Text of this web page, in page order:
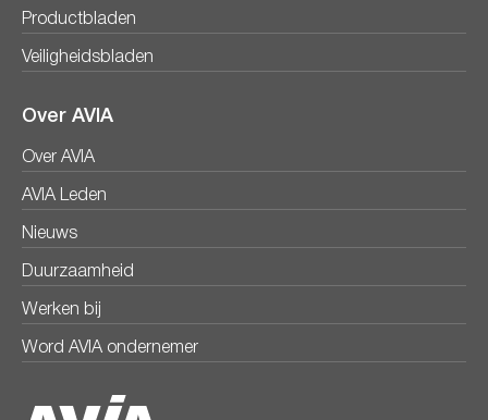
Productbladen
Veiligheidsbladen
Over AVIA
Over AVIA
AVIA Leden
Nieuws
Duurzaamheid
Werken bij
Word AVIA ondernemer